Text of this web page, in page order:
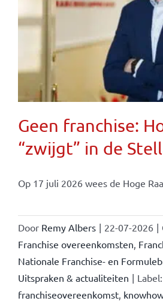
Geen franchise:
“zwijgt” in de
Op 17 juli 2026 wees de Hoge
Door Remy Albers | 22-07-2026 |
Franchise overeenkomsten
Nationale Franchise- en
Uitspraken & actualiteiten | Label:
franchiseovereenkomst, knowhow